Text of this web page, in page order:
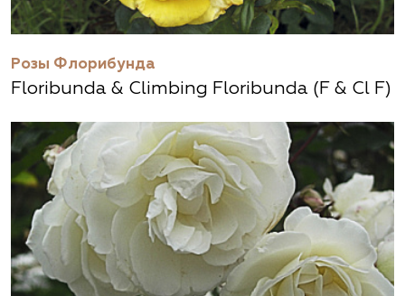
Розы Флорибунда
Floribunda & Climbing Floribunda (F & Cl F)